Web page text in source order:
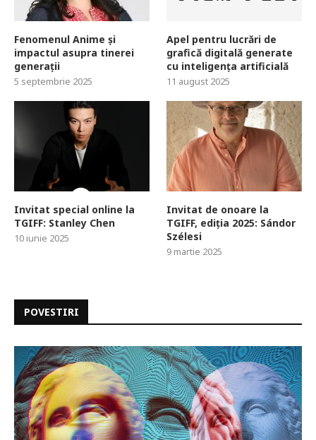
Fenomenul Anime și
impactul asupra tinerei
generații
5 septembrie 2025
Apel pentru lucrări de
grafică digitală generate
cu inteligența artificială
11 august 2025
Invitat special online la
TGIFF: Stanley Chen
10 iunie 2025
Invitat de onoare la
TGIFF, ediția 2025: Sándor
Szélesi
9 martie 2025
POVESTIRI